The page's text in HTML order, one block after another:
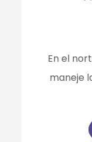
En el
maneje